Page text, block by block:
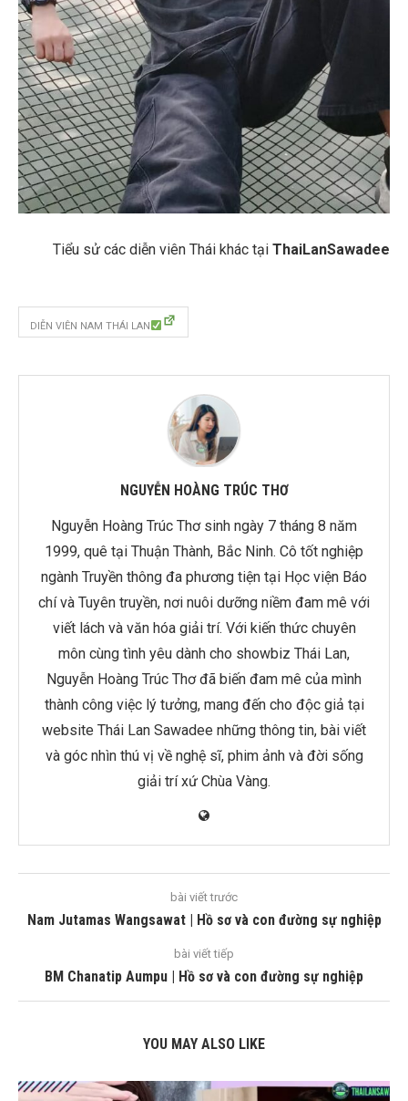
Tiểu sử các diễn viên Thái khác tại ThaiLanSawadee
DIỄN VIÊN NAM THÁI LAN
NGUYỄN HOÀNG TRÚC THƠ
Nguyễn Hoàng Trúc Thơ sinh ngày 7 tháng 8 năm
1999, quê tại Thuận Thành, Bắc Ninh. Cô tốt nghiệp
ngành Truyền thông đa phương tiện tại Học viện Báo
chí và Tuyên truyền, nơi nuôi dưỡng niềm đam mê với
viết lách và văn hóa giải trí. Với kiến thức chuyên
môn cùng tình yêu dành cho showbiz Thái Lan,
Nguyễn Hoàng Trúc Thơ đã biến đam mê của mình
thành công việc lý tưởng, mang đến cho độc giả tại
website Thái Lan Sawadee những thông tin, bài viết
và góc nhìn thú vị về nghệ sĩ, phim ảnh và đời sống
giải trí xứ Chùa Vàng.
bài viết trước
Nam Jutamas Wangsawat | Hồ sơ và con đường sự nghiệp
bài viết tiếp
BM Chanatip Aumpu | Hồ sơ và con đường sự nghiệp
YOU MAY ALSO LIKE